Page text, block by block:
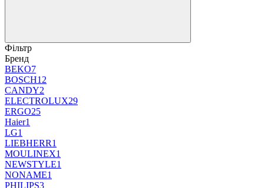
Фільтр
Бренд
BEKO7
BOSCH12
CANDY2
ELECTROLUX29
ERGO25
Haier1
LG1
LIEBHERR1
MOULINEX1
NEWSTYLE1
NONAME1
PHILIPS3